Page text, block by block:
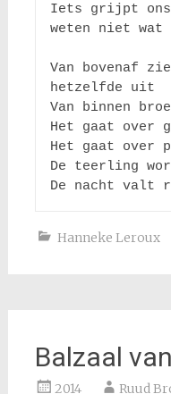
Iets grijpt ons
weten niet wat
Van bovenaf
hetzelfde uit
Van binnen
Het gaat over
Het gaat over
De teerling
Hanneke Leroux
Balzaal
2014 Ruud